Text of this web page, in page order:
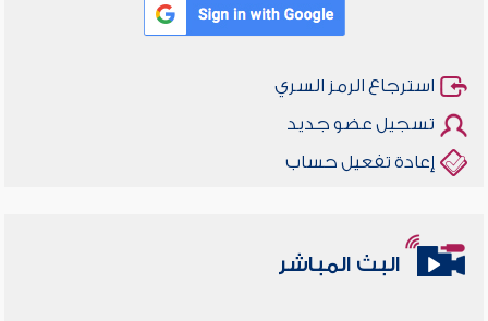
استرجاع الرمز السري
تسجيل عضو جديد
إعادة تفعيل حساب
البث المباشر